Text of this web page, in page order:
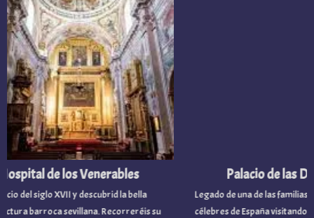
Palacio de las
Legado de una de las familias
célebres de España visitando el
de los Venerables
del siglo XVII y descubrid la bella
barroca sevillana. Recorreréis su